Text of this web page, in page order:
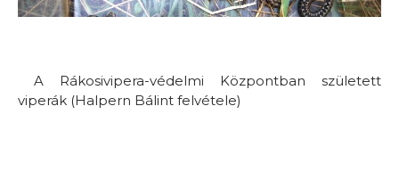
A Rákosivipera-védelmi Központban született
viperák (Halpern Bálint felvétele)